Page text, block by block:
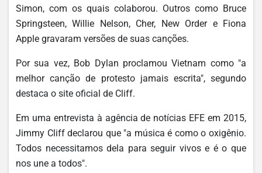
Simon, com os quais colaborou. Outros como Bruce
Springsteen, Willie Nelson, Cher, New Order e Fiona
Apple gravaram versões de suas canções.
Por sua vez, Bob Dylan proclamou Vietnam como "a
melhor canção de protesto jamais escrita", segundo
destaca o site oficial de Cliff.
Em uma entrevista à agência de notícias EFE em 2015,
Jimmy Cliff declarou que "a música é como o oxigênio.
Todos necessitamos dela para seguir vivos e é o que
nos une a todos".